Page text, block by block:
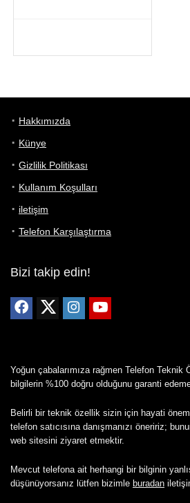
Hakkımızda
Künye
Gizlilik Politikası
Kullanım Koşulları
iletişim
Telefon Karşılaştırma
Bizi takip edin!
Yoğun çabalarımıza rağmen Telefon Teknik
bilgilerin %100 doğru olduğunu garanti
Belirli bir teknik özellik sizin için hayati
telefon satıcısına danışmanızı öneririz;
web sitesini ziyaret etmektir.
Mevcut telefona ait herhangi bir bilginin
düşünüyorsanız lütfen bizimle buradan